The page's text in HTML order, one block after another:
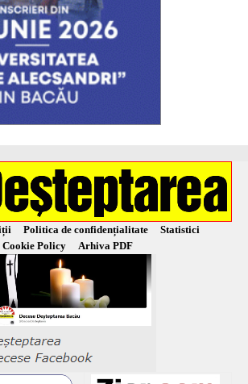
Politica de confidențialitate
Statistici
Cookie Policy
Arhiva PDF